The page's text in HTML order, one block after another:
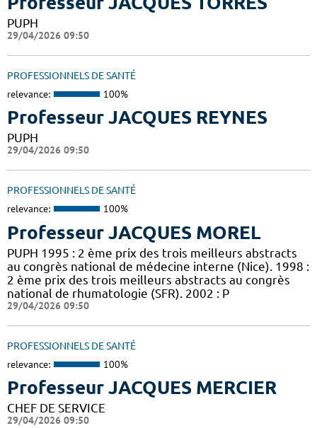
PUPH
29/04/2026 09:50
PROFESSIONNELS DE SANTÉ
relevance: 100%
Professeur JACQUES REYNES
PUPH
29/04/2026 09:50
PROFESSIONNELS DE SANTÉ
relevance: 100%
Professeur JACQUES MOREL
PUPH 1995 : 2 ème prix des trois meilleurs abstracts
au congrès national de médecine interne (Nice). 1998 :
2 ème prix des trois meilleurs abstracts au congrès
national de rhumatologie (SFR). 2002 : P
29/04/2026 09:50
PROFESSIONNELS DE SANTÉ
relevance: 100%
Professeur JACQUES MERCIER
CHEF DE SERVICE
29/04/2026 09:50